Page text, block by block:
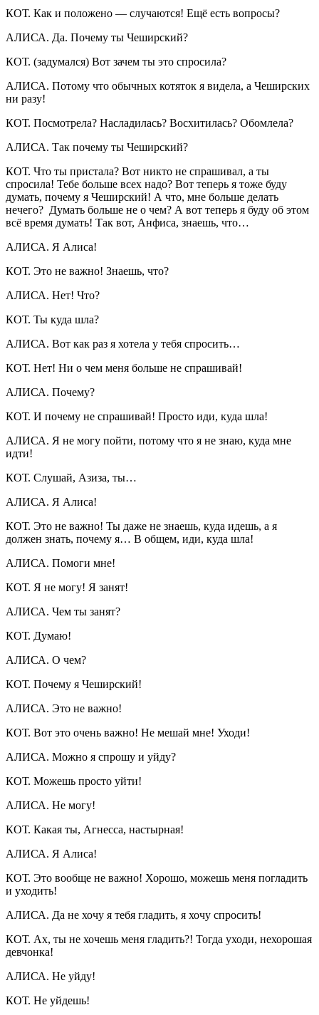
КОТ. Как и положено — случаются! Ещё есть вопросы?
АЛИСА. Да. Почему ты Чеширский?
КОТ. (задумался) Вот зачем ты это спросила?
АЛИСА. Потому что обычных котяток я видела, а Чеширских
ни разу!
КОТ. Посмотрела? Насладилась? Восхитилась? Обомлела?
АЛИСА. Так почему ты Чеширский?
КОТ. Что ты пристала? Вот никто не спрашивал, а ты
спросила! Тебе больше всех надо? Вот теперь я тоже буду
думать, почему я Чеширский! А что, мне больше делать
нечего? Думать больше не о чем? А вот теперь я буду об этом
всё время думать! Так вот, Анфиса, знаешь, что…
АЛИСА. Я Алиса!
КОТ. Это не важно! Знаешь, что?
АЛИСА. Нет! Что?
КОТ. Ты куда шла?
АЛИСА. Вот как раз я хотела у тебя спросить…
КОТ. Нет! Ни о чем меня больше не спрашивай!
АЛИСА. Почему?
КОТ. И почему не спрашивай! Просто иди, куда шла!
АЛИСА. Я не могу пойти, потому что я не знаю, куда мне
идти!
КОТ. Слушай, Азиза, ты…
АЛИСА. Я Алиса!
КОТ. Это не важно! Ты даже не знаешь, куда идешь, а я
должен знать, почему я… В общем, иди, куда шла!
АЛИСА. Помоги мне!
КОТ. Я не могу! Я занят!
АЛИСА. Чем ты занят?
КОТ. Думаю!
АЛИСА. О чем?
КОТ. Почему я Чеширский!
АЛИСА. Это не важно!
КОТ. Вот это очень важно! Не мешай мне! Уходи!
АЛИСА. Можно я спрошу и уйду?
КОТ. Можешь просто уйти!
АЛИСА. Не могу!
КОТ. Какая ты, Агнесса, настырная!
АЛИСА. Я Алиса!
КОТ. Это вообще не важно! Хорошо, можешь меня погладить
и уходить!
АЛИСА. Да не хочу я тебя гладить, я хочу спросить!
КОТ. Ах, ты не хочешь меня гладить?! Тогда уходи, нехорошая
девчонка!
АЛИСА. Не уйду!
КОТ. Не уйдешь!